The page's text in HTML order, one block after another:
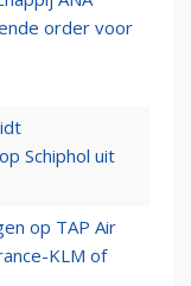
order voor
Schiphol uit
op TAP Air
KLM of